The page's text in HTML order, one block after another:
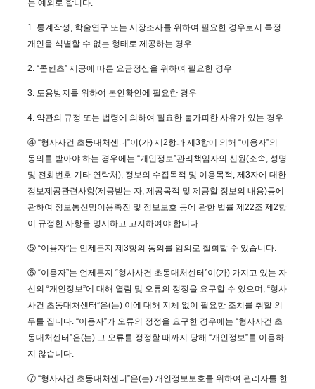
는 예외로 합니다.
1. 통계작성, 학술연구 또는 시장조사를 위하여 필요한 경우로서 특정
개인을 식별할 수 없는 형태로 제공하는 경우
2. “콘텐츠” 제공에 따른 요금정산을 위하여 필요한 경우
3. 도용방지를 위하여 본인확인에 필요한 경우
4. 약관의 규정 또는 법령에 의하여 필요한 불가피한 사유가 있는 경우
④ “형사사건 초동대처센터”이(가) 제2항과 제3항에 의해 “이용자”의
동의를 받아야 하는 경우에는 “개인정보”관리책임자의 신원(소속, 성명
및 전화번호 기타 연락처), 정보의 수집목적 및 이용목적, 제3자에 대한
정보제공관련사항(제공받는 자, 제공목적 및 제공할 정보의 내용)등에
관하여 정보통신망이용촉진 및 정보보호 등에 관한 법률 제22조 제2항
이 규정한 사항을 명시하고 고지하여야 합니다.
⑤ “이용자”는 언제든지 제3항의 동의를 임의로 철회할 수 있습니다.
⑥ “이용자”는 언제든지 “형사사건 초동대처센터”이(가) 가지고 있는 자
신의 “개인정보”에 대해 열람 및 오류의 정정을 요구할 수 있으며, “형사
사건 초동대처센터”은(는) 이에 대해 지체 없이 필요한 조치를 취할 의
무를 집니다. “이용자”가 오류의 정정을 요구한 경우에는 “형사사건 초
동대처센터”은(는) 그 오류를 정정할 때까지 당해 “개인정보”를 이용하
지 않습니다.
⑦ “형사사건 초동대처센터”은(는) 개인정보보호를 위하여 관리자를 한